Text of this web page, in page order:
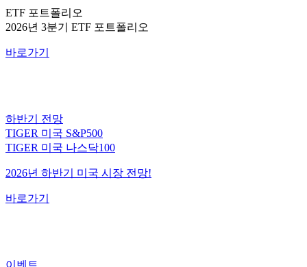
2026년 3분기 ETF 포트폴리오
TIGER 미국 S&P500
TIGER 미국 나스닥100
미국 대표지수 ETF